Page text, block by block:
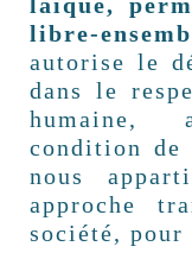
libre-
autorise le
dans le
humaine,
condition
nous
approche
société, pour